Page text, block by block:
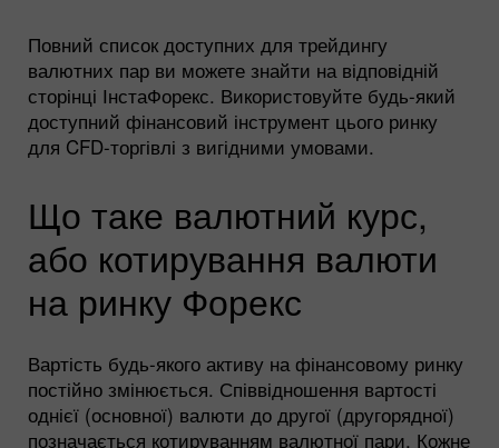
Повний список доступних для трейдингу
валютних пар ви можете знайти на відповідній
сторінці ІнстаФорекс. Використовуйте будь-який
доступний фінансовий інструмент цього ринку
для CFD-торгівлі з вигідними умовами.
Що таке валютний курс,
або котирування валюти
на ринку Форекс
Вартість будь-якого активу на фінансовому ринку
постійно змінюється. Співвідношення вартості
однієї (основної) валюти до другої (другорядної)
позначається котируванням валютної пари. Кожне